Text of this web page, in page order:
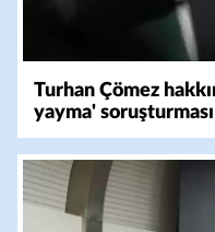
Turhan Çömez
yayma' soruşturması